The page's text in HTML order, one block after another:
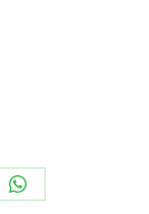
Partager